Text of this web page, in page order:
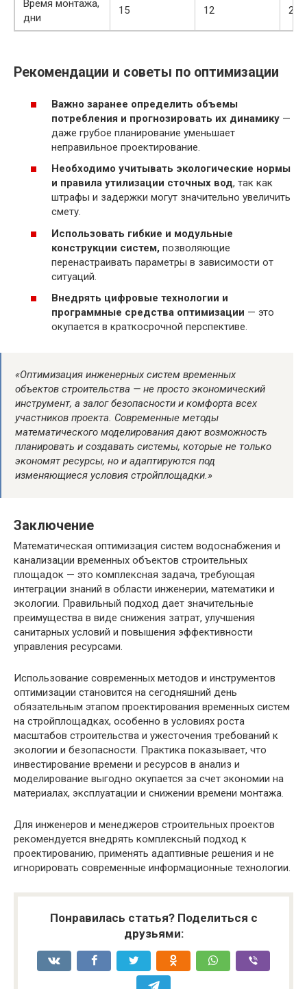
Время монтажа,
дни
15 12 20%
Рекомендации и советы по оптимизации
Важно заранее определить объемы
потребления и прогнозировать их динамику —
даже грубое планирование уменьшает
неправильное проектирование.
Необходимо учитывать экологические нормы
и правила утилизации сточных вод, так как
штрафы и задержки могут значительно увеличить
смету.
Использовать гибкие и модульные
конструкции систем, позволяющие
перенастраивать параметры в зависимости от
ситуаций.
Внедрять цифровые технологии и
программные средства оптимизации — это
окупается в краткосрочной перспективе.
«Оптимизация инженерных систем временных
объектов строительства — не просто экономический
инструмент, а залог безопасности и комфорта всех
участников проекта. Современные методы
математического моделирования дают возможность
планировать и создавать системы, которые не только
экономят ресурсы, но и адаптируются под
изменяющиеся условия стройплощадки.»
Заключение
Математическая оптимизация систем водоснабжения и
канализации временных объектов строительных
площадок — это комплексная задача, требующая
интеграции знаний в области инженерии, математики и
экологии. Правильный подход дает значительные
преимущества в виде снижения затрат, улучшения
санитарных условий и повышения эффективности
управления ресурсами.
Использование современных методов и инструментов
оптимизации становится на сегодняшний день
обязательным этапом проектирования временных систем
на стройплощадках, особенно в условиях роста
масштабов строительства и ужесточения требований к
экологии и безопасности. Практика показывает, что
инвестирование времени и ресурсов в анализ и
моделирование выгодно окупается за счет экономии на
материалах, эксплуатации и снижении времени монтажа.
Для инженеров и менеджеров строительных проектов
рекомендуется внедрять комплексный подход к
проектированию, применять адаптивные решения и не
игнорировать современные информационные технологии.
Понравилась статья? Поделиться с
друзьями: